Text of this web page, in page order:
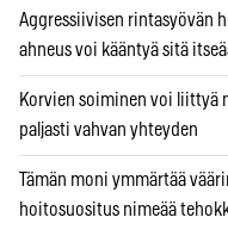
Aggressiivisen rintasyövän
ahneus voi kääntyä sitä
Korvien soiminen voi liittyä
paljasti vahvan yhteyden
Tämän moni ymmärtää
hoitosuositus nimeää